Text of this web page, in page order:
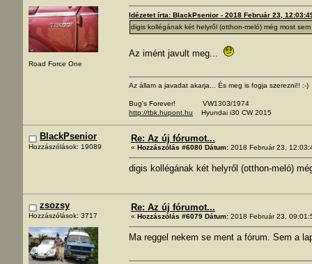
Road Force One
Idézetet írta: BlackPsenior - 2018 Február 23,
digis kollégának két helyről (otthon-meló) még most
Az imént javult meg...
Az állam a javadat akarja... És meg is fogja szerezni!! :-)
Bug's Forever! VW1303/1974
http://tbk.hupont.hu Hyundai i30 CW 2015
BlackPsenior
Hozzászólások: 19089
Re: Az új fórumot...
« Hozzászólás #6080 Dátum: 2018 Február 23,
digis kollégának két helyről (otthon-meló)
zsozsy
Hozzászólások: 3717
Re: Az új fórumot...
« Hozzászólás #6079 Dátum: 2018 Február 23,
Ma reggel nekem se ment a fórum. Sem a